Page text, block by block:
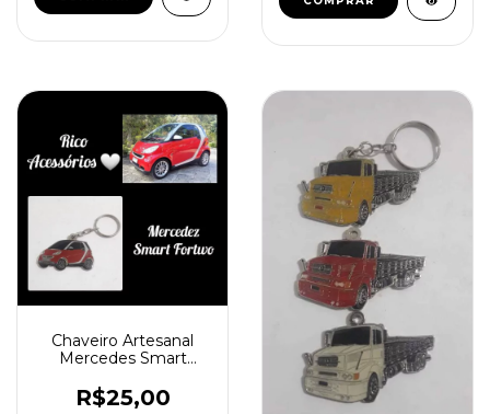
Chaveiro Artesanal
Mercedes Smart
R$25,00